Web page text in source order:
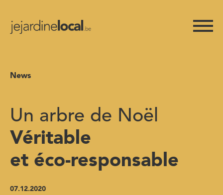
News
Un arbre de Noël
Véritable
et éco-responsable
07.12.2020